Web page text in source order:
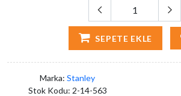
SEPETE EKLE
Marka: Stanley
Stok Kodu: 2-14-563